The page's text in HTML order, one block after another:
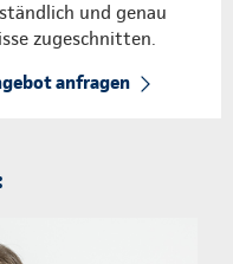
und genau
zugeschnitten.
anfragen